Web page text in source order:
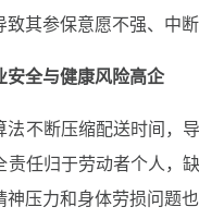
致其参保意愿不强、中
安全与健康风险高企
法不断压缩配送时间，
责任归于劳动者个人，
神压力和身体劳损问题也